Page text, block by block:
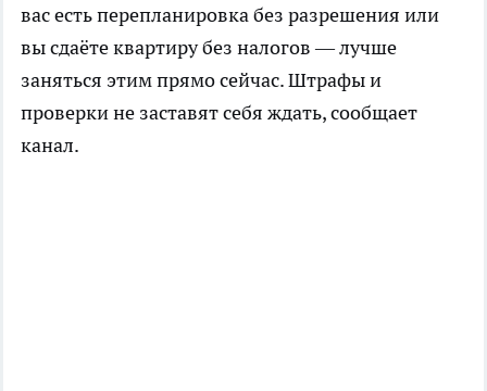
вас есть перепланировка без разрешения или
вы сдаёте квартиру без налогов — лучше
заняться этим прямо сейчас. Штрафы и
проверки не заставят себя ждать,сообщает
канал.